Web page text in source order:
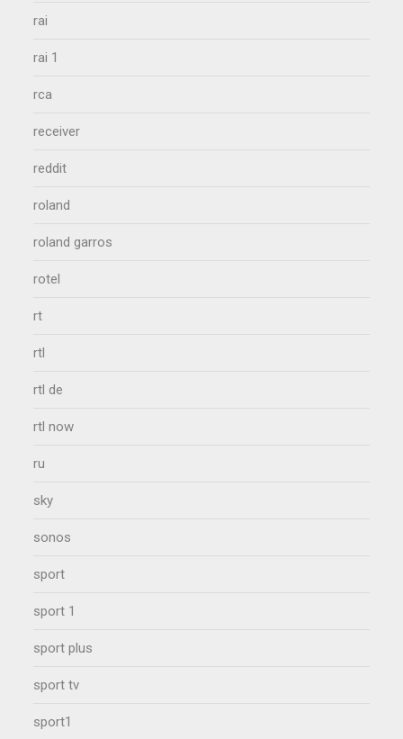
rai
rai 1
rca
receiver
reddit
roland
roland garros
rotel
rt
rtl
rtl de
rtl now
ru
sky
sonos
sport
sport 1
sport plus
sport tv
sport1